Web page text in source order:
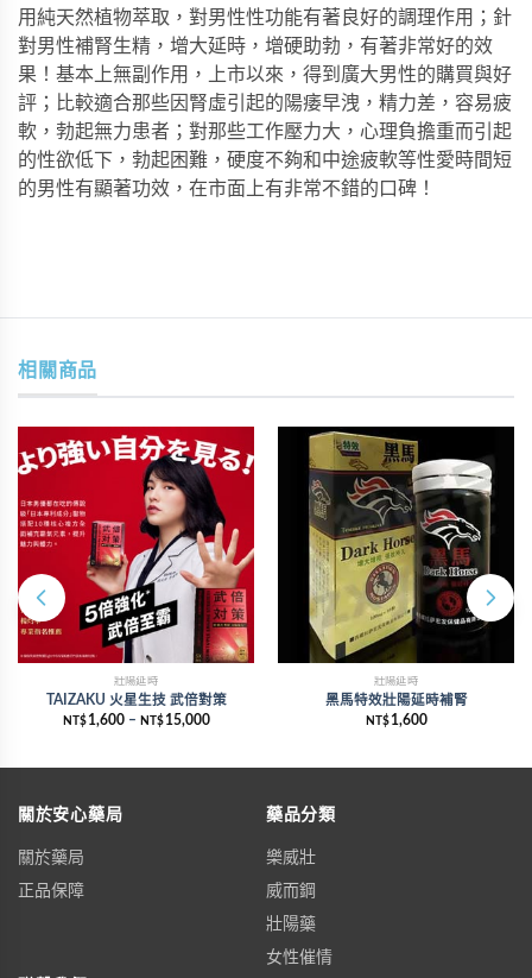
用純天然植物萃取，對男性性功能有著良好的調理作用；針
對男性補腎生精，增大延時，增硬助勃，有著非常好的效
果！基本上無副作用，上市以來，得到廣大男性的購買與好
評；比較適合那些因腎虛引起的陽痿早洩，精力差，容易疲
軟，勃起無力患者；對那些工作壓力大，心理負擔重而引起
的性欲低下，勃起困難，硬度不夠和中途疲軟等性愛時間短
的男性有顯著功效，在市面上有非常不錯的口碑！
相關商品
壯陽延時
TAIZAKU 火星生技 武倍對策
NT$ 1,600– NT$ 15,000
壯陽延時
黑馬特效壯陽延時補腎
NT$ 1,600
關於安心藥局
關於藥局
正品保障
藥品分類
樂威壯
威而鋼
壯陽藥
女性催情